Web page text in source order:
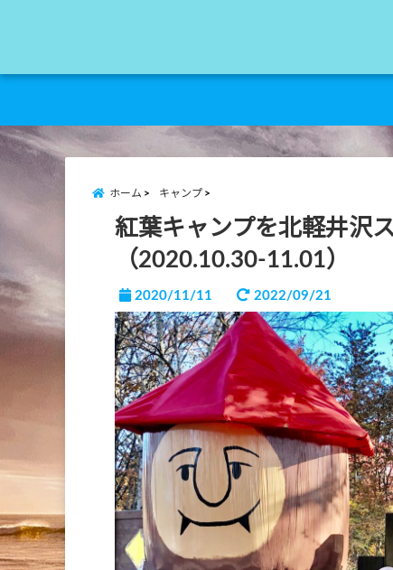
ホーム キャンプ
紅葉キャンプを北軽井沢
（2020.10.30-11.01）
2020/11/11 2022/09/21